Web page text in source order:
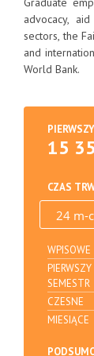
advocacy,
sectors, the
and
World Bank.
15
CZAS
WPISOWE
PIERWSZY
SEMESTR
CZESNE
MIESIĄCE